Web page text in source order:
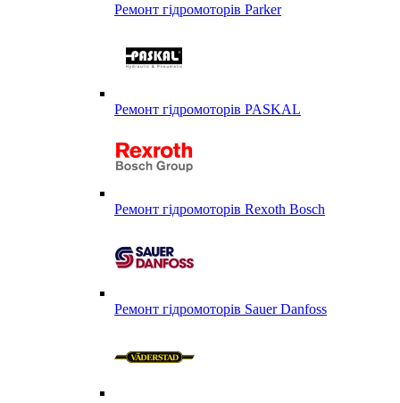
Ремонт гідромоторів Parker
Ремонт гідромоторів PASKAL
Ремонт гідромоторів Rexoth Bosch
Ремонт гідромоторів Sauer Danfoss